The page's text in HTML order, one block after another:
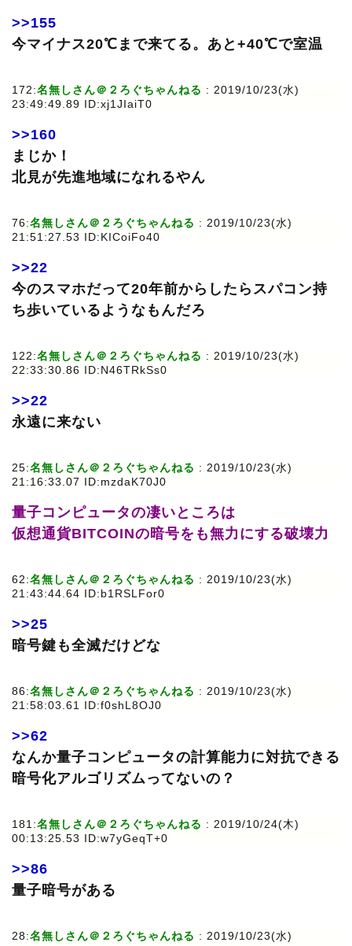
>>155
今マイナス20℃まで来てる。あと+40℃で室温
172:名無しさん＠２ろぐちゃんねる : 2019/10/23(水)
23:49:49.89 ID:xj1JIaiT0
>>160
まじか！
北見が先進地域になれるやん
76:名無しさん＠２ろぐちゃんねる : 2019/10/23(水)
21:51:27.53 ID:KICoiFo40
>>22
今のスマホだって20年前からしたらスパコン持
ち歩いているようなもんだろ
122:名無しさん＠２ろぐちゃんねる : 2019/10/23(水)
22:33:30.86 ID:N46TRkSs0
>>22
永遠に来ない
25:名無しさん＠２ろぐちゃんねる : 2019/10/23(水)
21:16:33.07 ID:mzdaK70J0
量子コンピュータの凄いところは
仮想通貨BITCOINの暗号をも無力にする破壊力
62:名無しさん＠２ろぐちゃんねる : 2019/10/23(水)
21:43:44.64 ID:b1RSLFor0
>>25
暗号鍵も全滅だけどな
86:名無しさん＠２ろぐちゃんねる : 2019/10/23(水)
21:58:03.61 ID:f0shL8OJ0
>>62
なんか量子コンピュータの計算能力に対抗できる
暗号化アルゴリズムってないの？
181:名無しさん＠２ろぐちゃんねる : 2019/10/24(木)
00:13:25.53 ID:w7yGeqT+0
>>86
量子暗号がある
28:名無しさん＠２ろぐちゃんねる : 2019/10/23(水)